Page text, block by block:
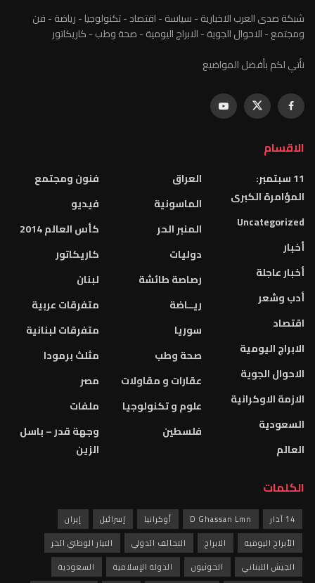
شبكة صدى العرب الاخبارية - سياسة - اقتصاد - تكنولوجيا - رياضة - فن
ومجتمع - الاحوال الجوية - الابراج اليومية - صحة وطب - كاريكاتور
نأتي لكم بأفضل المواضيع
الاقسام
11 سبتمبر:
المؤامرة الكبرى
Uncategorized
أخبار
أخبار عاجلة
أدب وشعر
اقتصاد
الابراج اليومية
الاحوال الجوية
الازمة الاوكرانية
السعودية
العالم
العراق
الماسونية
المنبر الحر
دوليات
رصاصة طائشة
ريــاضة
سوريا
صحة وطب
عقارات و مقاولات
علوم و تكنولوجيا
فلسطين
فنون ومجتمع
فيديو
كأس العالم 2014
كاريكاتور
لبنان
متفرقات عربية
متفرقات لبنانية
مثلث برمودا
مصر
ملفات
وجهة قدر – باسل
الزين
الكلمات
14 آذار D Ghassan Lmn أوكرانيا إسرائيل
إيران
الأبراج اليومية
الابراج التحالف الدولي
التيار الوطني الحر
الجيش اللبناني
الحوثيون الدولة الإسلامية
السعودية